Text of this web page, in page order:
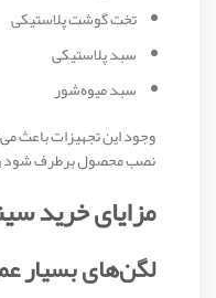
تخت گوشت پلاستیکی
سبد پلاستیکی
سبد میوه‌شور
وجود این تجهیزات باعث
نصب محصول برطرف شود و
مزایای خرید
لگن‌های بسیار